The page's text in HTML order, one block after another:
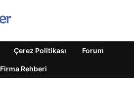
Çerez Politikası Forum
Firma Rehberi